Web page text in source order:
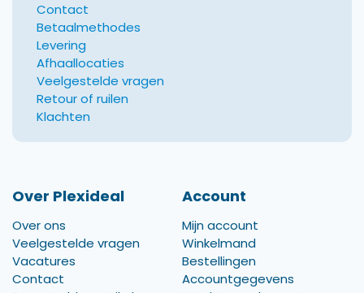
Contact
Betaalmethodes
Levering
Afhaallocaties
Veelgestelde vragen
Retour of ruilen
Klachten
Over Plexideal
Over ons
Veelgestelde vragen
Vacatures
Contact
Account
Mijn account
Winkelmand
Bestellingen
Accountgegevens